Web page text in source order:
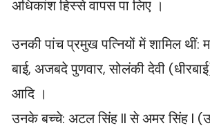
अधिकांश हिस्से वापस पा लिए ।
उनकी पांच प्रमुख पत्नियों में शामिल थीं:
बाई, अजबदे पुणवार, सोलंकी देवी
आदि ।
उनके बच्चे: अटल सिंह II से अमर सिंह I